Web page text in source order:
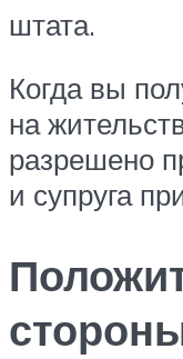
штата.
Когда вы
на
разрешено
и супруга